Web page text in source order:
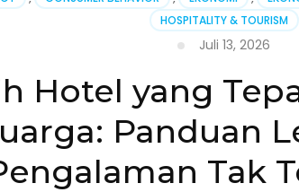
HOSPITALITY & TOURISM
Juli 13, 2026
Hotel yang
Panduan
Tak